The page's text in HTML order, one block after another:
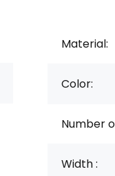
Material:
Color:
Number
Width :